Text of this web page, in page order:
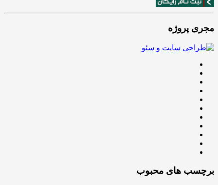
مجری پروژه
برچسب های محبوب